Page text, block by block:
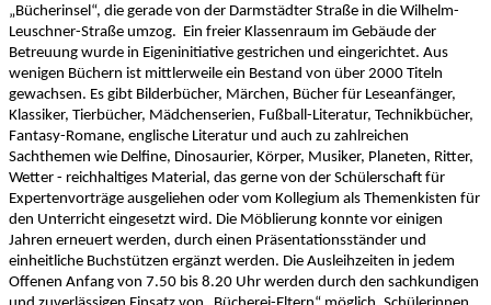
„Bücherinsel“, die gerade von der Darmstädter Straße in die Wilhelm-
Leuschner-Straße umzog. Ein freier Klassenraum im Gebäude der
Betreuung wurde in Eigeninitiative gestrichen und eingerichtet. Aus
wenigen Büchern ist mittlerweile ein Bestand von über 2000 Titeln
gewachsen. Es gibt Bilderbücher, Märchen, Bücher für Leseanfänger,
Klassiker, Tierbücher, Mädchenserien, Fußball-Literatur, Technikbücher,
Fantasy-Romane, englische Literatur und auch zu zahlreichen
Sachthemen wie Delfine, Dinosaurier, Körper, Musiker, Planeten, Ritter,
Wetter - reichhaltiges Material, das gerne von der Schülerschaft für
Expertenvorträge ausgeliehen oder vom Kollegium als Themenkisten für
den Unterricht eingesetzt wird. Die Möblierung konnte vor einigen
Jahren erneuert werden, durch einen Präsentationsständer und
einheitliche Buchstützen ergänzt werden. Die Ausleihzeiten in jedem
Offenen Anfang von 7.50 bis 8.20 Uhr werden durch den sachkundigen